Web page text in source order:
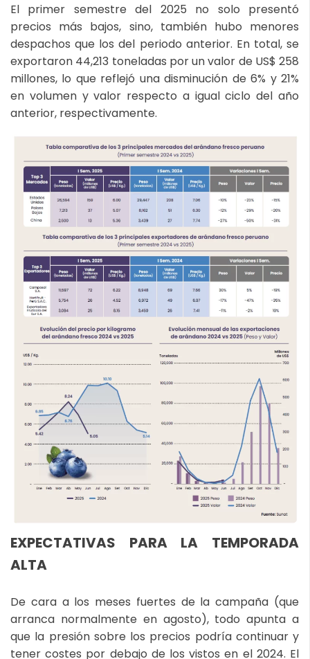
El primer semestre del 2025 no solo presentó
precios más bajos, sino, también hubo menores
despachos que los del periodo anterior. En total, se
exportaron 44,213 toneladas por un valor de US$ 258
millones, lo que reflejó una disminución de 6% y 21%
en volumen y valor respecto a igual ciclo del año
anterior, respectivamente.
EXPECTATIVAS PARA LA TEMPORADA
ALTA
De cara a los meses fuertes de la campaña (que
arranca normalmente en agosto), todo apunta a
que la presión sobre los precios podría continuar y
tener costes por debajo de los vistos en el 2024. El